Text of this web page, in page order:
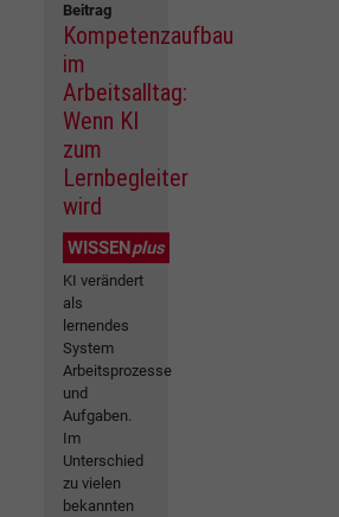
Beitrag
Kompetenzaufbau
im
Arbeitsalltag:
Wenn KI
zum
Lernbegleiter
wird
WISSEN plus
KI verändert
als
lernendes
System
Arbeitsprozesse
und
Aufgaben.
Im
Unterschied
zu vielen
bekannten